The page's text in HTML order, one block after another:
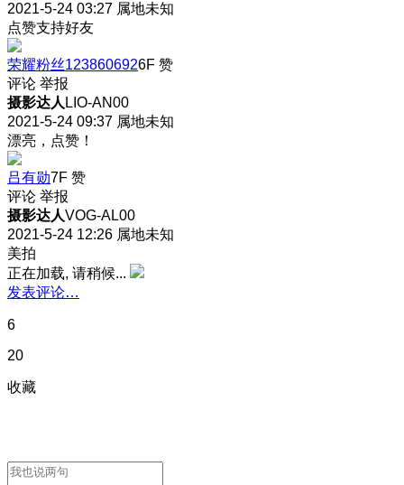
2021-5-24 03:27 属地未知
点赞支持好友
荣耀粉丝1238606926F 赞
评论 举报
摄影达人 LIO-AN00
2021-5-24 09:37 属地未知
漂亮，点赞！
吕有勋7F 赞
评论 举报
摄影达人VOG-AL00
2021-5-24 12:26 属地未知
美拍
正在加载, 请稍候...
发表评论…
6
20
收藏